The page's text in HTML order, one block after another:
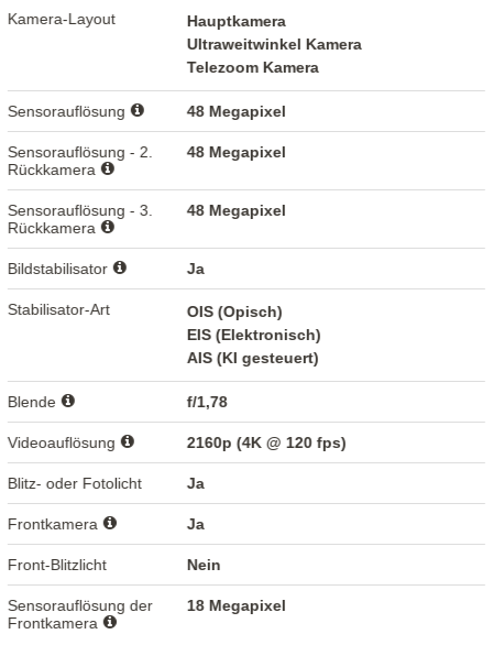
Kamera-Layout
Hauptkamera
Ultraweitwinkel Kamera
Telezoom Kamera
Sensorauflösung 48 Megapixel
Sensorauflösung - 2.
Rückkamera
48 Megapixel
Sensorauflösung - 3.
Rückkamera
48 Megapixel
Bildstabilisator Ja
Stabilisator-Art
OIS (Opisch)
EIS (Elektronisch)
AIS (KI gesteuert)
Blende f/1,78
Videoauflösung 2160p (4K @ 120 fps)
Blitz- oder Fotolicht Ja
Frontkamera Ja
Front-Blitzlicht Nein
Sensorauflösung der
Frontkamera
18 Megapixel